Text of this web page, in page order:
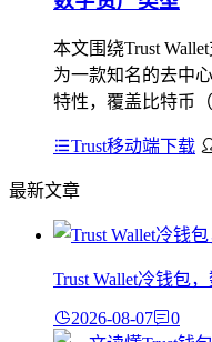
本文围绕Trust
为一款知名的去中
特性，覆盖比特币
Trust移动端下载
最新文章
Trust Wallet冷钱包
2026-08-07 0